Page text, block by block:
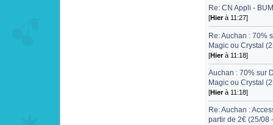
Re: CN Appli -
[Hierà 11:27]
Re: Auchan : 70%
Magic ou Crystal
[Hierà 11:18]
Auchan : 70% sur
Magic ou Crystal
[Hierà 11:18]
Re: Auchan :
partir de 2€ (25/08